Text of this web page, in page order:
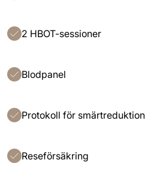
2 HBOT-sessioner
Blodpanel
Protokoll för smärtreduktion
Reseförsäkring